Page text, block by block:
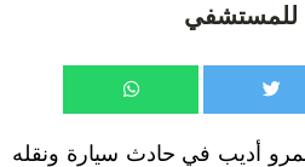
للمستشفي
أديب في حادث سيارة ونقله